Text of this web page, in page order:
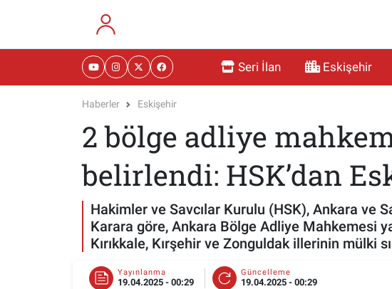
Seri İlan Eskişehir
Haberler Eskişehir
2 bölge adliye
belirlendi: HSK’dan
Hakimler ve Savcılar Kurulu (HSK), Ankara ve
Karara göre, Ankara Bölge Adliye Mahkemesi
Kırıkkale, Kırşehir ve Zonguldak illerinin mülki
Yayınlanma
19.04.2025 - 00:29
Güncelleme
19.04.2025 - 00:29
RESMİ İLANLAR
SAĞLIK
MAGAZİN
TEKNOLOJİ
Eskişehir Nöbetçi Eczaneler
Eskişehir Namaz Vakitleri
Eskişehir Trafik Yoğunluk Haritası
Süper Lig Puan Durumu ve Fikstür
Tüm Manşetler
Son Dakika Haberleri